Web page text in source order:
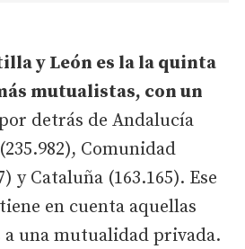
y León es la la quinta
mutualistas, con un
detrás de Andalucía
Comunidad
y Cataluña (163.165). Ese
en cuenta aquellas
a una mutualidad privada.